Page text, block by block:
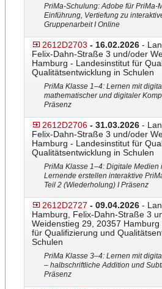
PriMa-Schulung: Adobe für PriMa-
Einführung, Vertiefung zu
Gruppenarbeit I Online
2612D2703 - 16.02.2026 -
Felix-Dahn-Straße 3 und/oder
Hamburg - Landesinstitut für
Qualitätsentwicklung in Schulen
PriMa Klasse 1–4: Lernen mit
mathematischer und digitaler
Präsenz
2612D2706 - 31.03.2026 -
Felix-Dahn-Straße 3 und/oder
Hamburg - Landesinstitut für
Qualitätsentwicklung in Schulen
PriMa Klasse 1–4: Digitale Medien
Lernende erstellen interaktive
Teil 2 (Wiederholung) I Präsenz
2612D2727 - 09.04.2026 -
Hamburg, Felix-Dahn-Straße 3
Weidenstieg 29, 20357
für Qualifizierung und
Schulen
PriMa Klasse 3–4: Lernen mit
– halbschriftliche Addition und
Präsenz